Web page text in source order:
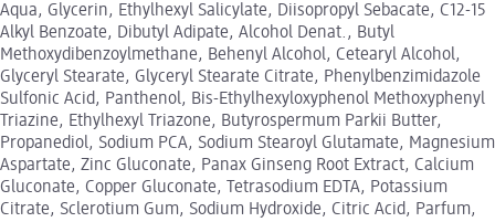
Aqua, Glycerin, Ethylhexyl Salicylate, Diisopropyl Sebacate, C12-15
Alkyl Benzoate, Dibutyl Adipate, Alcohol Denat., Butyl
Methoxydibenzoylmethane, Behenyl Alcohol, Cetearyl Alcohol,
Glyceryl Stearate, Glyceryl Stearate Citrate, Phenylbenzimidazole
Sulfonic Acid, Panthenol, Bis-Ethylhexyloxyphenol Methoxyphenyl
Triazine, Ethylhexyl Triazone, Butyrospermum Parkii Butter,
Propanediol, Sodium PCA, Sodium Stearoyl Glutamate, Magnesium
Aspartate, Zinc Gluconate, Panax Ginseng Root Extract, Calcium
Gluconate, Copper Gluconate, Tetrasodium EDTA, Potassium
Citrate, Sclerotium Gum, Sodium Hydroxide, Citric Acid, Parfum,